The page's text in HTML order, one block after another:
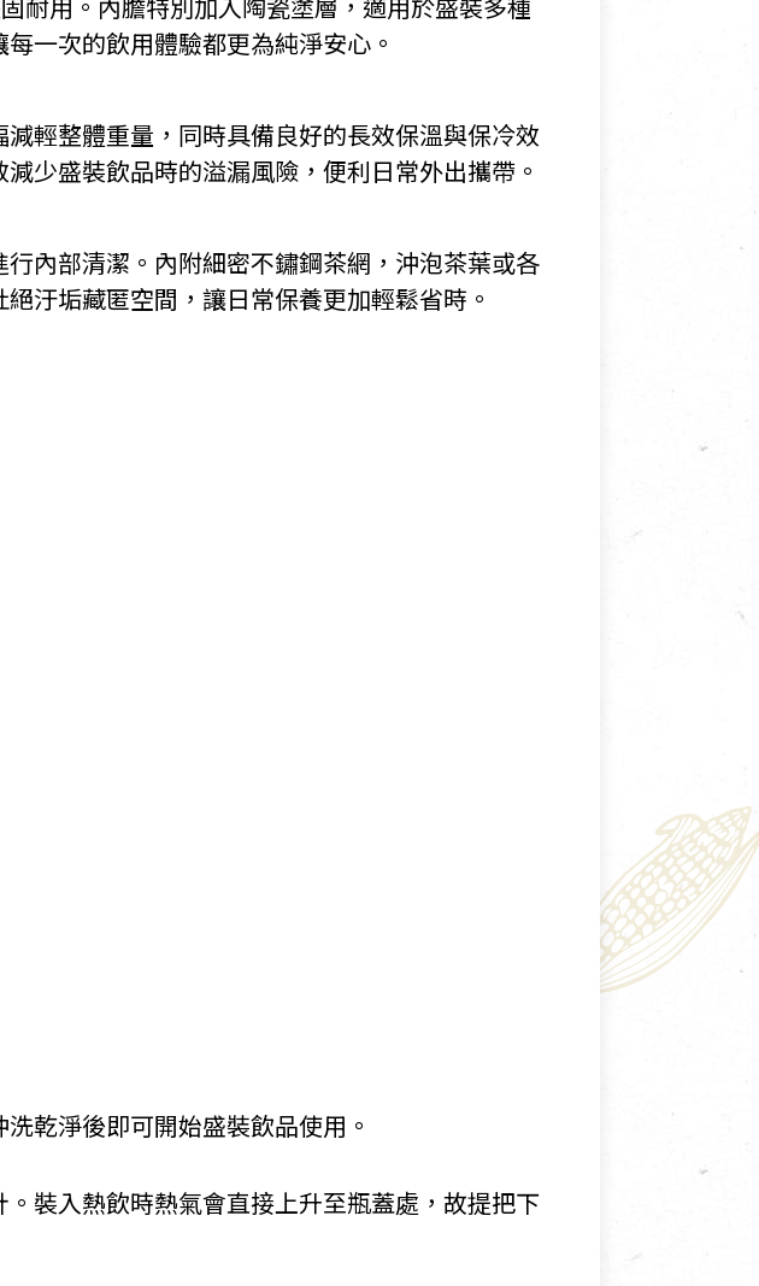
一次的飲用體驗都更為純淨安心。
輕整體重量，同時具備良好的長效保溫與保冷效
少盛裝飲品時的溢漏風險，便利日常外出攜帶。
內部清潔。內附細密不鏽鋼茶網，沖泡茶葉或各
汙垢藏匿空間，讓日常保養更加輕鬆省時。
乾淨後即可開始盛裝飲品使用。
裝入熱飲時熱氣會直接上升至瓶蓋處，故提把下